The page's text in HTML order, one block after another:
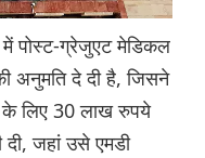
पोस्ट-ग्रेजुएट मेडिकल
अनुमति दे दी है, जिसने
के लिए 30 लाख रुपये
जहां उसे एमडी